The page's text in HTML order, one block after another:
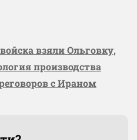
взяли Ольговку,
производства
с Ираном